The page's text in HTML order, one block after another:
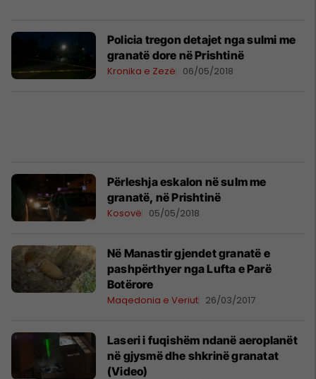
Policia tregon detajet nga sulmi me
granatë dore në Prishtinë
Kronika e Zezë 06/05/2018
Përleshja eskalon në sulm me
granatë, në Prishtinë
Kosovë 05/05/2018
Në Manastir gjendet granatë e
pashpërthyer nga Lufta e Parë
Botërore
Maqedonia e Veriut 26/03/2017
Laseri i fuqishëm ndanë aeroplanët
në gjysmë dhe shkrinë granatat
(Video)